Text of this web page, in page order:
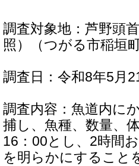
調査対象地：芦野頭
照）（つがる市稲垣
調査日：令和8年5月
調査内容：魚道内に
捕し、魚種、数量、
16：00とし、2時間
を明らかにすること